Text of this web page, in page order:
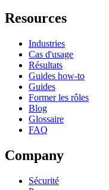
Resources
Industries
Cas d'usage
Résultats
Guides how-to
Guides
Former les rôles
Blog
Glossaire
FAQ
Company
Sécurité